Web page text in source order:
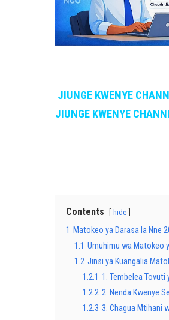
JIUNGE KWENYE
JIUNGE KWENYE
Contents hide
1 Matokeo ya Darasa la Nne
1.1 Umuhimu wa Matokeo
1.2 Jinsi ya Kuangalia
1.2.1 1. Tembelea Tovuti
1.2.2 2. Nenda Kwenye
1.2.3 3. Chagua Mtihani